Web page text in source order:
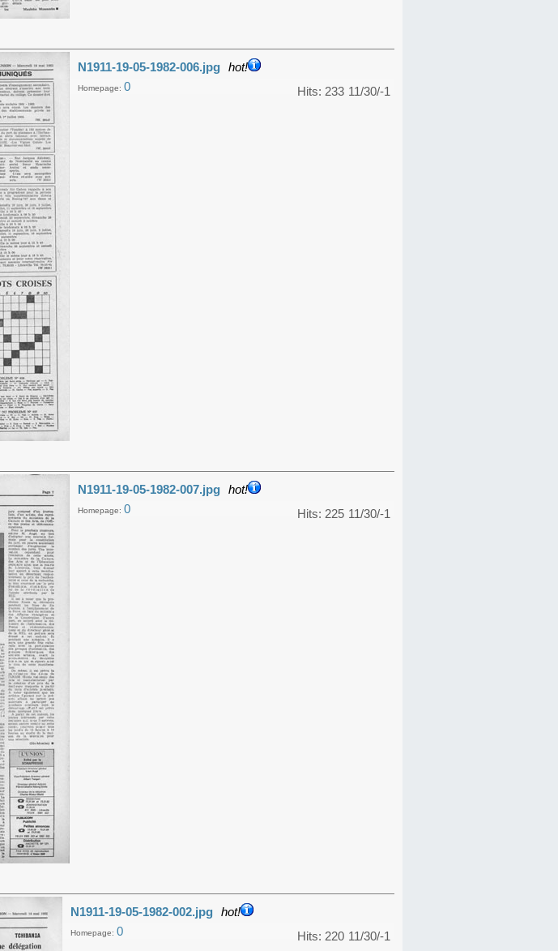
N1911-19-05-1982-006.jpg hot!
11/30/-1
Hits: 233
Homepage: 0
N1911-19-05-1982-007.jpg hot!
11/30/-1
Hits: 225
Homepage: 0
N1911-19-05-1982-002.jpg hot!
11/30/-1
Hits: 220
Homepage: 0